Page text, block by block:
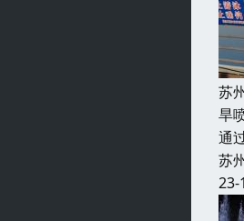
苏
旱
通
苏
23-